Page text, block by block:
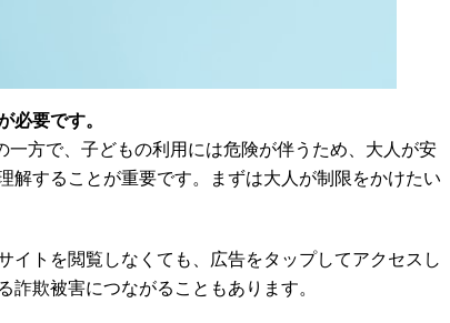
必要です。
方で、子どもの利用には危険が伴うため、大人が安
解することが重要です。まずは大人が制限をかけたい
トを閲覧しなくても、広告をタップしてアクセスし
欺被害につながることもあります。